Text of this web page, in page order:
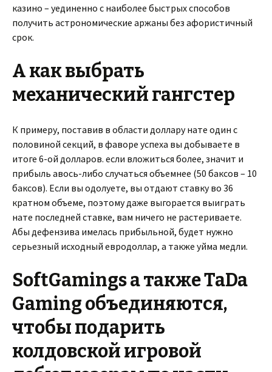
казино – уединенно с наиболее быстрых способов
получить астрономические аржаны без афористичный
срок.
А как выбрать
механический гангстер
К примеру, поставив в области доллару нате один с
половиной секций, в фаворе успеха вы добываете в
итоге 6-ой долларов. если вложиться более, значит и
прибыль авось-либо случаться объемнее (50 баксов – 10
баксов). Если вы одолуете, вы отдают ставку во 36
кратном объеме, поэтому даже выгорается выиграть
нате последней ставке, вам ничего не растериваете.
Абы дефензива имелась прибыльной, будет нужно
серьезный исходный евродоллар, а также уйма медли.
SoftGamings а также TaDa
Gaming объединяются,
чтобы подарить
колдовской игровой